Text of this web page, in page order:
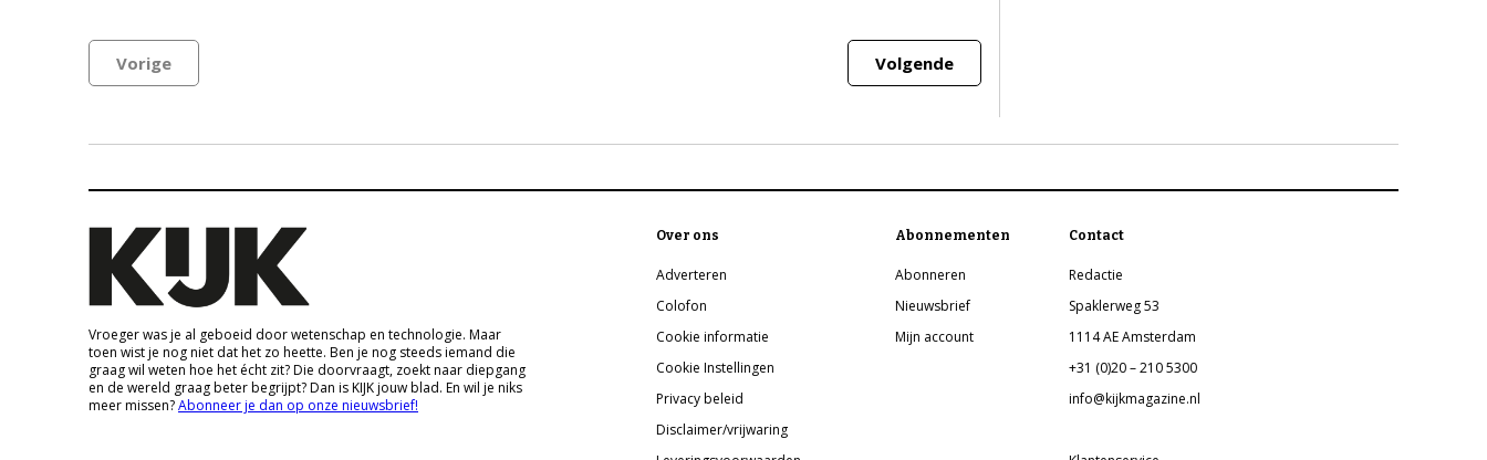
Vorige Volgende
Vroeger was je al geboeid door wetenschap en technologie. Maar
toen wist je nog niet dat het zo heette. Ben je nog steeds iemand die
graag wil weten hoe het écht zit? Die doorvraagt, zoekt naar diepgang
en de wereld graag beter begrijpt? Dan is KIJK jouw blad. En wil je niks
meer missen?Abonneer je dan op onze nieuwsbrief!
Over ons
Adverteren
Colofon
Cookie informatie
Cookie Instellingen
Privacy beleid
Disclaimer/vrijwaring
Abonnementen
Abonneren
Nieuwsbrief
Mijn account
Contact
Redactie
Spaklerweg 53
1114 AE Amsterdam
+31 (0)20 – 210 5300
info@kijkmagazine.nl